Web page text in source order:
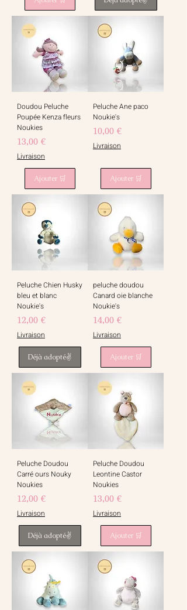
Doudou Peluche
Poupée Kenza fleurs
Noukies
Prix
13,00 €
Livraison
Ajouter 🛒
Peluche Ane paco
Noukie's
Prix
10,00 €
Livraison
Ajouter 🛒
Peluche Chien Husky
bleu et blanc
Noukie's
Prix
12,00 €
Livraison
Déjà adopté✌️
peluche doudou
Canard oie blanche
Noukie's
Prix
14,00 €
Livraison
Ajouter 🛒
Peluche Doudou
Carré ours Nouky
Noukies
Prix
12,00 €
Livraison
Déjà adopté✌️
Peluche Doudou
Leontine Castor
Noukies
Prix
13,00 €
Livraison
Ajouter 🛒